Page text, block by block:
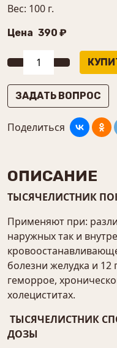
Вес: 100 г.
Цена 390 ₽
ЗАДАТЬ ВОПРОС
Поделиться
ОПИСАНИЕ
ТЫСЯЧЕЛИСТНИК
Применяют при:
наружных так и
болезни желудка и
геморрое,
холециститах.
ТЫСЯЧЕЛИСТНИК
ДОЗЫ